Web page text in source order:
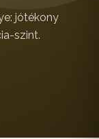
jótékony
szint.